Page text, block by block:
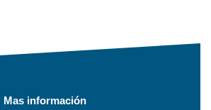
Mas información